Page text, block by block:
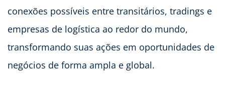
conexões possíveis entre transitários, tradings e
empresas de logística ao redor do mundo,
transformando suas ações em oportunidades de
negócios de forma ampla e global.